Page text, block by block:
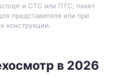
и СТС или ПТС; пакет
представителя или при
конструкции.
в 2026